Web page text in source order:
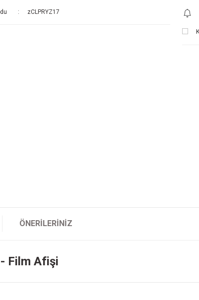
zCLPRYZ17
ÖNERILERINIZ
Film Afişi